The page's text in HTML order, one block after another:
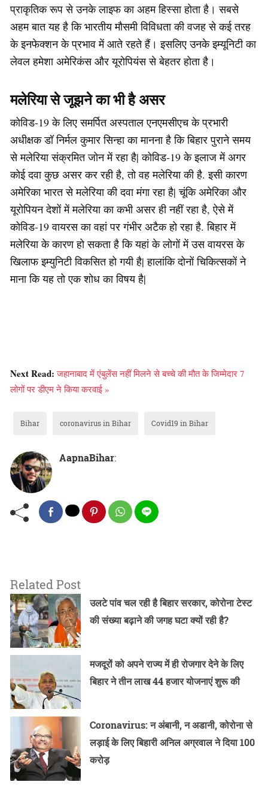
प्राकृतिक रूप से उनके लाइफ का अहम हिस्सा होता है। सबसे
अहम बात यह है कि भारतीय मौसमी विविधता की वजह से कई तरह
के इनफेक्शन के प्रभाव में आते रहते हैं। इसलिए उनके इम्यूनिटी का
लेवल हमेशा अमेरिकंस और यूरोपियंस से बेहतर होता है।
मलेरिया से जूझने का भी है असर
कोविड-19 के लिए समर्पित अस्पताल एनएमसीएच के प्रभारी
अधीक्षक डॉ निर्मल कुमार सिन्हा का मानना है कि बिहार पुराने समय
से मलेरिया संक्रमित जोन में रहा है| कोविड-19 के इलाज में अगर
कोई दवा कुछ असर कर रही है, तो वह मलेरिया की है. इसी कारण
अमेरिका भारत से मलेरिया की दवा मंगा रहा है| चूंकि अमेरिका और
यूरोपियन देशों में मलेरिया का कभी असर ही नहीं रहा है, ऐसे में
कोविड-19 वायरस का वहां पर गंभीर अटैक हो रहा है. बिहार में
मलेरिया के कारण हो सकता है कि यहां के लोगों में उस वायरस के
खिलाफ इम्युनिटी विकसित हो गयी है| हालांकि दोनों चिकित्सकों ने
माना कि यह तो एक शोध का विषय है|
Next Read:जहानाबाद में एंबुलेंस नहीं मिलने से बच्चे की मौत के जिम्मेदार 7
लोगों पर डीएम ने किया करवाई »
Bihar coronavirus in Bihar Covid19 in Bihar
AapnaBihar:
Related Post
उलटे पांव चल रही है बिहार सरकार, कोरोना टेस्ट
की संख्या बढ़ाने की जगह घटा क्यों रही है?
मजदूरों को अपने राज्य में ही रोजगार देने के लिए
बिहार ने तीन लाख 44 हजार योजनाएं शुरू की
Coronavirus: न अंबानी, न अडानी, कोरोना से
लड़ाई के लिए बिहारी अनिल अग्रवाल ने दिया 100
करोड़